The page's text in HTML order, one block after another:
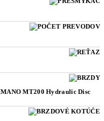
MT200 Hydraulic Disc